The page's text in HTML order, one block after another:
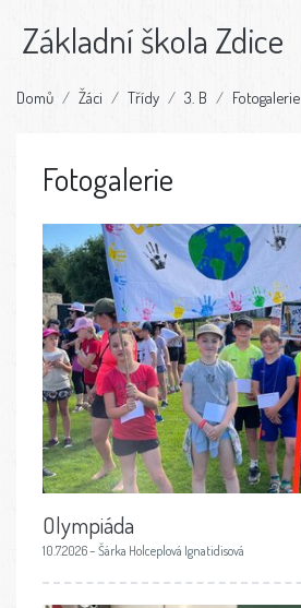
Základní škola Zdice
Domů Žáci Třídy 3. B Fotogalerie
Fotogalerie
Olympiáda
10.7.2026 – Šárka Holceplová Ignatidisová